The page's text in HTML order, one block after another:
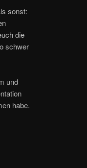
sonst:
die
schwer
und
habe.